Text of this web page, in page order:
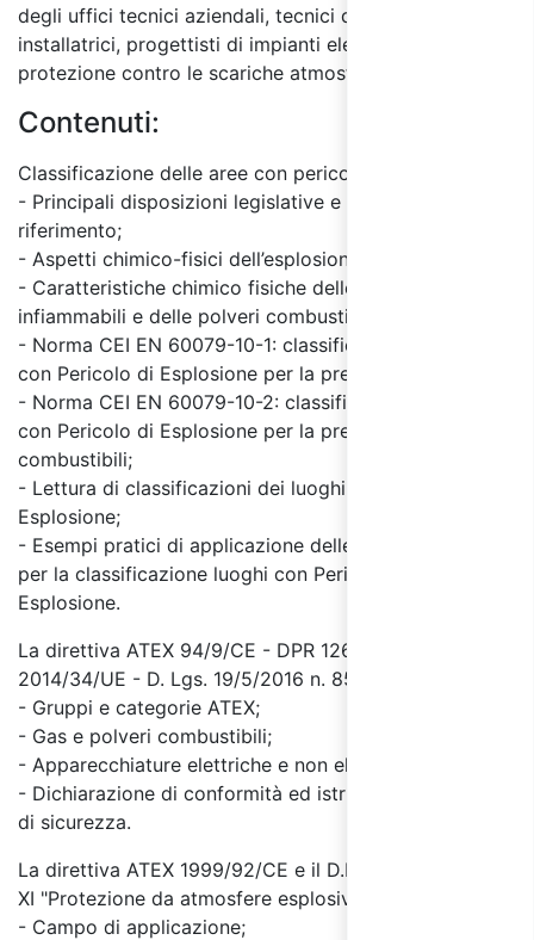
degli uffici tecnici aziendali, tecnici delle imprese
installatrici, progettisti di impianti elettrici e di
protezione contro le scariche atmosferiche.
Contenuti:
Classificazione delle aree con pericolo di esplosione
- Principali disposizioni legislative e normative di
riferimento;
- Aspetti chimico-fisici dell’esplosione;
- Caratteristiche chimico fisiche delle sostanze
infiammabili e delle polveri combustibili;
- Norma CEI EN 60079-10-1: classificazione dei luoghi
con Pericolo di Esplosione per la presenza di gas;
- Norma CEI EN 60079-10-2: classificazione dei luoghi
con Pericolo di Esplosione per la presenza di polveri
combustibili;
- Lettura di classificazioni dei luoghi con Pericolo di
Esplosione;
- Esempi pratici di applicazione delle norme tecniche
per la classificazione luoghi con Pericolo di
Esplosione.
La direttiva ATEX 94/9/CE - DPR 126/98 e la Direttiva
2014/34/UE - D. Lgs. 19/5/2016 n. 85
- Gruppi e categorie ATEX;
- Gas e polveri combustibili;
- Apparecchiature elettriche e non elettriche;
- Dichiarazione di conformità ed istruzioni
di sicurezza.
La direttiva ATEX 1999/92/CE e il D.LGS. 81/08, titolo
XI "Protezione da atmosfere esplosive"
- Campo di applicazione;